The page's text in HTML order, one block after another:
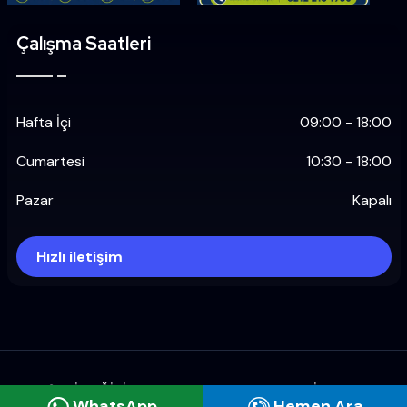
Çalışma Saatleri
Hafta İçi 09:00 - 18:00
Cumartesi 10:30 - 18:00
Pazar Kapalı
Hızlı iletişim
ŞAHİN EĞİTİM KURUMLARI REDOX CREATİVELAB